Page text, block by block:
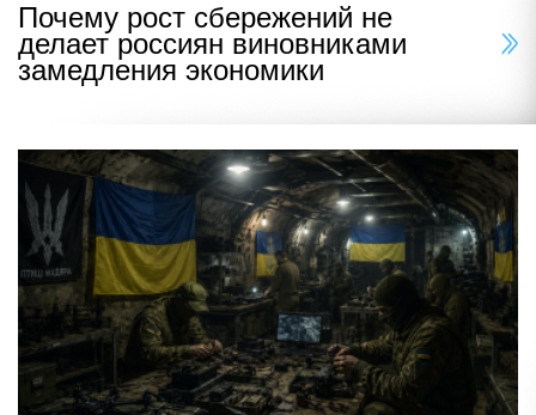
Почему рост сбережений не
делает россиян виновниками
замедления экономики